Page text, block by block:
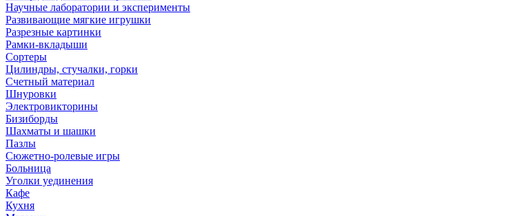
Научные лаборатории и эксперименты
Развивающие мягкие игрушки
Разрезные картинки
Рамки-вкладыши
Сортеры
Цилиндры, стучалки, горки
Счетный материал
Шнуровки
Электровикторины
Бизиборды
Шахматы и шашки
Пазлы
Сюжетно-ролевые игры
Больница
Уголки уединения
Кафе
Кухня